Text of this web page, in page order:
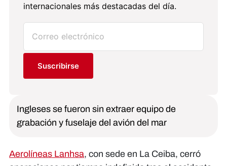
internacionales más destacadas del día.
Suscribirse
Ingleses se fueron sin extraer equipo de
grabación y fuselaje del avión del mar
Aerolíneas Lanhsa, con sede en La Ceiba, cerró